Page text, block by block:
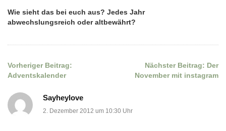
Wie sieht das bei euch aus? Jedes Jahr
abwechslungsreich oder altbewährt?
Beitragsnavigation
Vorheriger Beitrag:
Adventskalender
Nächster Beitrag: Der
November mit instagram
Sayheylove
2. Dezember 2012 um 10:30 Uhr